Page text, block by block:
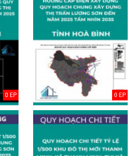
0 EP 0 EP